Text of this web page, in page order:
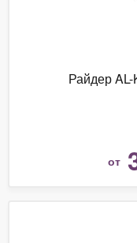
Райдер
от